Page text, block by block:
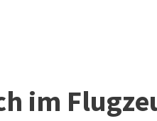
im